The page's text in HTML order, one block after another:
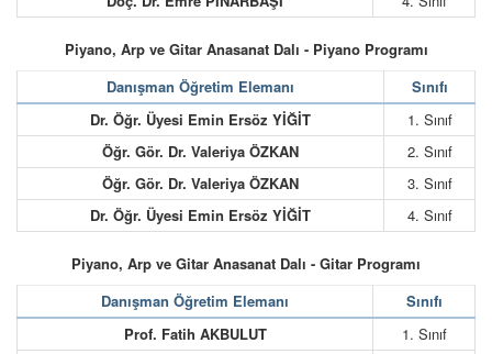
Piyano, Arp ve Gitar Anasanat Dalı - Piyano Programı
Danışman Öğretim Elemanı
Sınıfı
Dr. Öğr. Üyesi Emin Ersöz YİĞİT
1. Sınıf
Öğr. Gör. Dr. Valeriya ÖZKAN
2. Sınıf
Öğr. Gör. Dr. Valeriya ÖZKAN
3. Sınıf
Dr. Öğr. Üyesi Emin Ersöz YİĞİT
4. Sınıf
Piyano, Arp ve Gitar Anasanat Dalı - Gitar Programı
Danışman Öğretim Elemanı
Sınıfı
Prof. Fatih AKBULUT
1. Sınıf